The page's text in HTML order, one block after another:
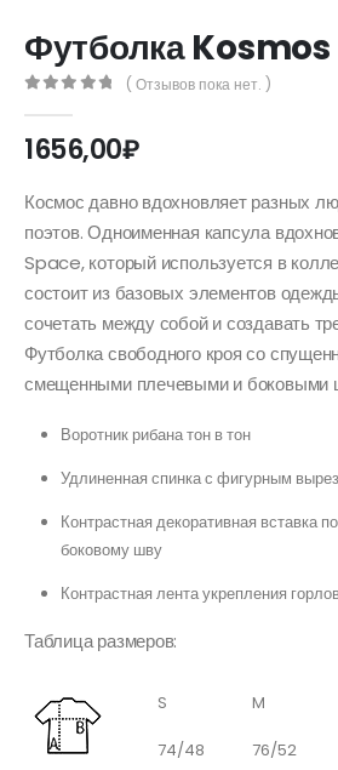
Футболка Kosmos
( Отзывов пока нет. )
1656,00₽
Космос давно вдохновляет разных
поэтов. Одноименная капсула
Space, который используется в
состоит из базовых элементов
сочетать между собой и создавать
Футболка свободного кроя со
смещенными плечевыми и боковыми
Воротник рибана тон в тон
Удлиненная спинка с фигурным
Контрастная декоративная вставка
боковому шву
Контрастная лента укрепления
Таблица размеров:
S M
74/48 76/52